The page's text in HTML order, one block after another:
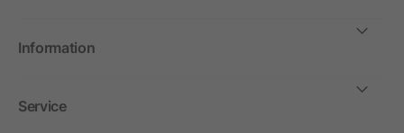
Information
Service